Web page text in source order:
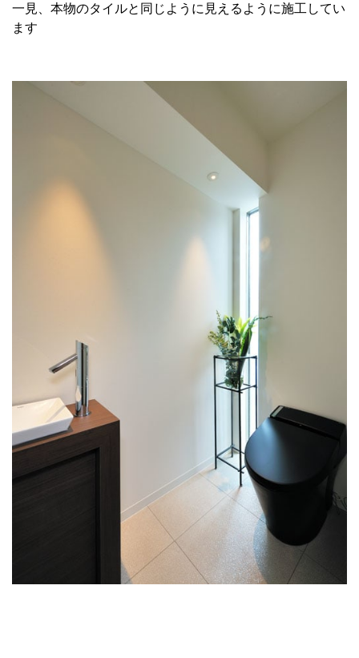
一見、本物のタイルと同じように見えるように施工してい
ます